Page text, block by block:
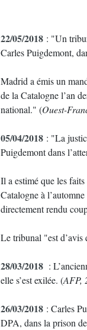
22/05/2018 : "Un
Carles Puigdemont,
Madrid a émis un
de la Catalogne l’an
national." (Ouest-
05/04/2018 : "La
Puigdemont dans
Il a estimé que les
Catalogne à
directement rendu
Le tribunal "est
28/03/2018 :
elle s’est exilée. (AFP,
26/03/2018 : Carles
DPA, dans la prison